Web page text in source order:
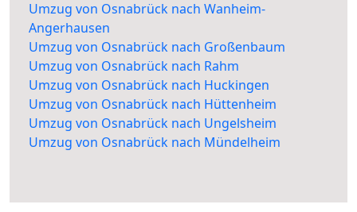
Umzug von Osnabrück nach Wanheim-
Angerhausen
Umzug von Osnabrück nach Großenbaum
Umzug von Osnabrück nach Rahm
Umzug von Osnabrück nach Huckingen
Umzug von Osnabrück nach Hüttenheim
Umzug von Osnabrück nach Ungelsheim
Umzug von Osnabrück nach Mündelheim